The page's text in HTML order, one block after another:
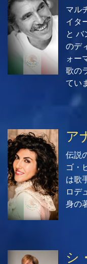
マル
イタ
と バ
のデ
ォー
歌の
てい
ア
伝説
ゴ・
は歌
ロデ
身の
シ